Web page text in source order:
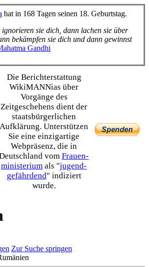
hat in 168 Tagen seinen 18. Geburtstag.
ignorieren sie dich, dann lachen sie über
bekämpfen sie dich und dann gewinnst
Gandhi
Die Bericht­erstattung
WikiMANNias über
Vorgänge des
Zeitgeschehens dient der
staats­bürgerlichen
Aufklärung. Unterstützen
Sie eine einzig­artige
Webpräsenz, die in
vom Frauen­
ministerium als "jugend­
gefährdend" indiziert
wurde.
Zur Suche springen